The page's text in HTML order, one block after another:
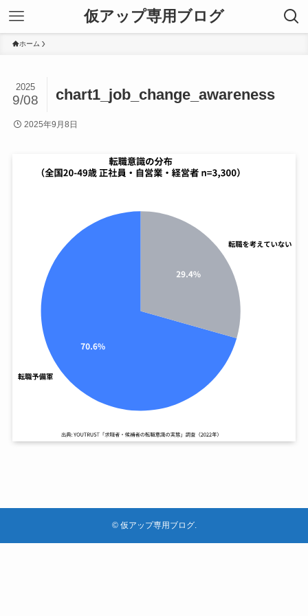
仮アップ専用ブログ
ホーム
chart1_job_change_awareness
2025
9/08
2025年9月8日
©仮アップ専用ブログ.